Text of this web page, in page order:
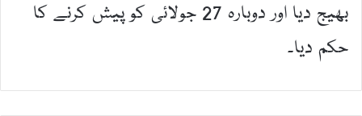
بھیج دیا اور دوبارہ 27 جولائی کو پیش کرنے کا
حکم دیا۔